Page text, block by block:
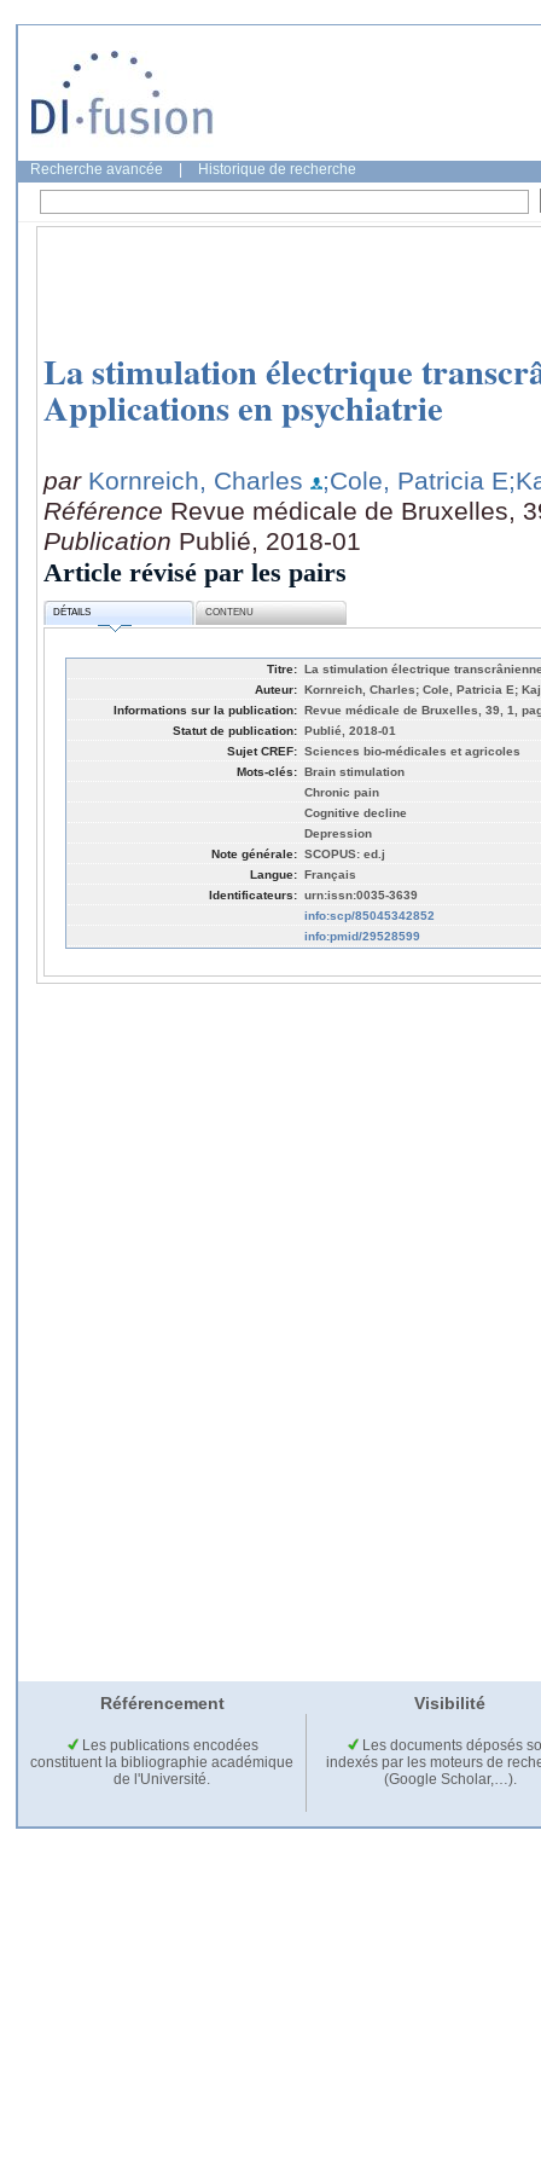
Recherche avancée Historique de recherche
La stimulation électrique
Applications en psychiatrie
par Kornreich, Charles ;Cole, Patricia E
Référence Revue médicale de Bruxelles,
Publication Publié, 2018-01
Article révisé par les pairs
DÉTAILS CONTENU
Titre: La stimulation électrique
Auteur: Kornreich, Charles; Cole, Patricia E;
Informations sur la publication: Revue médicale de Bruxelles, 39, 1,
Statut de publication: Publié, 2018-01
Sujet CREF: Sciences bio-médicales et agricoles
Mots-clés: Brain stimulation
Chronic pain
Cognitive decline
Depression
Note générale: SCOPUS: ed.j
Langue: Français
Identificateurs: urn:issn:0035-3639
info:scp/85045342852
info:pmid/29528599
Référencement Visibilité
Les publications encodées
constituent la bibliographie académique
de l'Université.
Les documents déposés
indexés par les moteurs de
(Google Scholar,…).